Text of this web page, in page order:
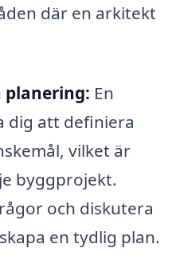
där en arkitekt
planering: En
dig att definiera
vilket är
byggprojekt.
och diskutera
en tydlig plan.